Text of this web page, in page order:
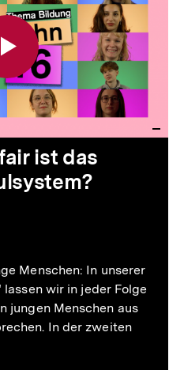
ist das
Menschen: In unserer
lassen wir in jeder Folge
jungen Menschen aus
In der zweiten